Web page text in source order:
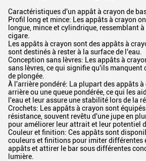
Caractéristiques d'un appât à crayon de
Profil long et mince: Les appâts à crayon
longue, mince et cylindrique, ressemblant
cigare.
Les appâts à crayon sont des appâts à
sont destinés à rester à la surface de l'eau.
Conception sans lèvres: Les appâts à
sans lèvres, ce qui signifie qu'ils manquent
de plongée.
À l'arrière pondéré: La plupart des appâts
arrière ou une queue pondérée, ce qui les
l'eau et leur assure une stabilité lors de la
Crochets: Les appâts à crayon sont
résistance, souvent revêtu d'une jupe en
pour améliorer leur attrait et leur potentiel
Couleur et finition: Ces appâts sont
couleurs et finitions pour imiter différentes
appâts et attirer le bar sous différentes
lumière.